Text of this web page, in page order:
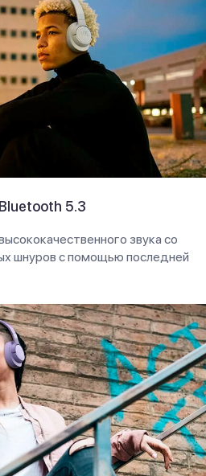
5.3
звука со
шнуров с помощью последней